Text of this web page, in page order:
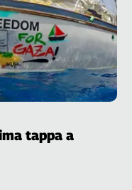
tappa a